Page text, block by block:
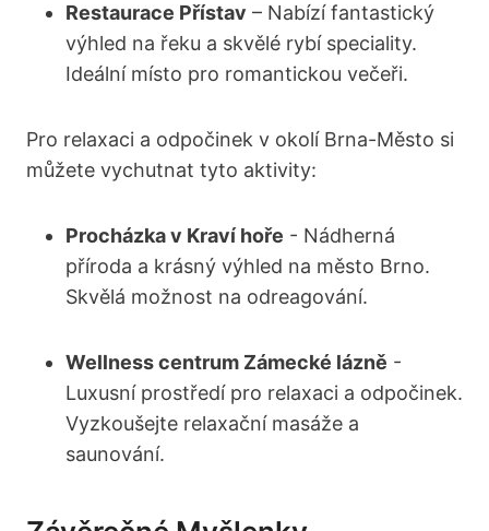
Restaurace Přístav – Nabízí fantastický
výhled na řeku a skvělé rybí⁤ speciality.
Ideální místo pro romantickou večeři.
Pro relaxaci a‍ odpočinek v⁢ okolí Brna-Město si
můžete vychutnat tyto⁤ aktivity:
Procházka v⁤ Kraví ​hoře -⁢ Nádherná‌
příroda a ⁢krásný výhled na město Brno.
Skvělá možnost na odreagování.
Wellness centrum Zámecké lázně -‍
Luxusní prostředí pro relaxaci a odpočinek.⁢
Vyzkoušejte ‌relaxační masáže⁤ a
saunování.